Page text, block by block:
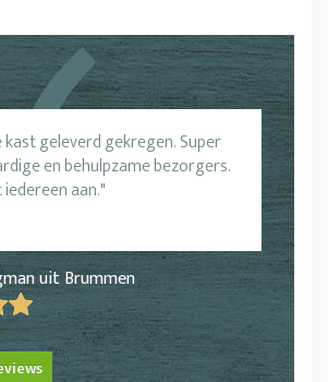
geleverd gekregen. Super
en behulpzame bezorgers.
aan.
uit Brummen